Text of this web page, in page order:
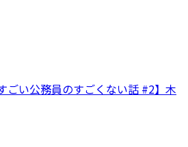
ごい公務員のすごくない話 #2】木